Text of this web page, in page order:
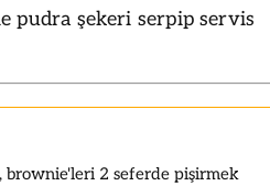
pudra şekeri serpip servis
brownie'leri 2 seferde pişirmek